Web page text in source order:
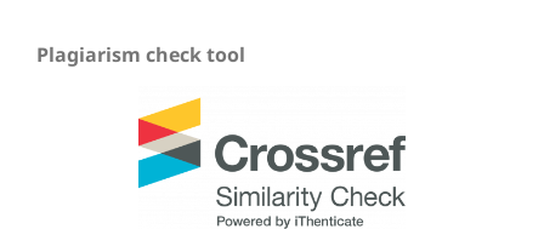
Plagiarism check tool